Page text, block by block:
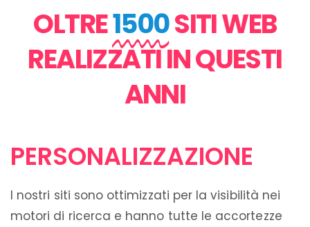
OLTRE1500SITI WEB
REALIZZATI IN QUESTI
ANNI
PERSONALIZZAZIONE
I nostri siti sono ottimizzati per la visibilità nei
motori di ricerca e hanno tutte le accortezze